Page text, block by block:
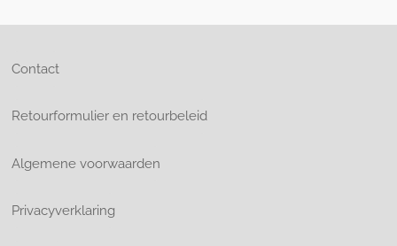
Contact
Retourformulier en retourbeleid
Algemene voorwaarden
Privacyverklaring